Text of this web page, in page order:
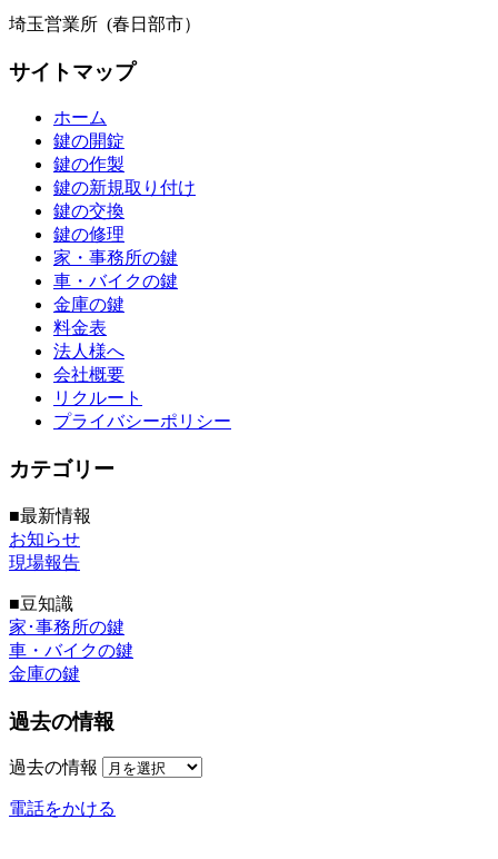
埼玉営業所 (春日部市）
サイトマップ
ホーム
鍵の開錠
鍵の作製
鍵の新規取り付け
鍵の交換
鍵の修理
家・事務所の鍵
車・バイクの鍵
金庫の鍵
料金表
法人様へ
会社概要
リクルート
プライバシーポリシー
カテゴリー
■最新情報
お知らせ
現場報告
■豆知識
家･事務所の鍵
車・バイクの鍵
金庫の鍵
過去の情報
過去の情報
電話をかける